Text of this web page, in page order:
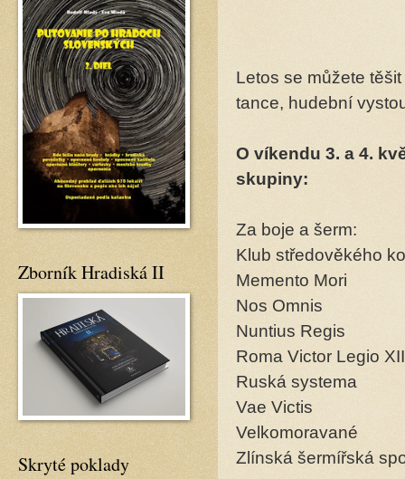
Letos se můžete
tance, hudební
O víkendu 3. a 4.
skupiny:
Za boje a šerm:
Klub středověkého
Memento Mori
Nos Omnis
Nuntius Regis
Roma Victor Legio
Ruská systema
Vae Victis
Velkomoravané
Zlínská šermířská
Zborník Hradiská II
Skryté poklady